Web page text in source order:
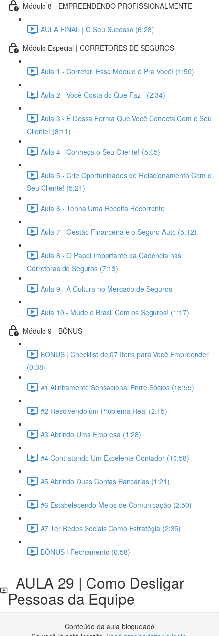
Módulo 8 - EMPREENDENDO PROFISSIONALMENTE
AULA FINAL | O Seu Sucesso (6:28)
Módulo Especial | CORRETORES DE SEGUROS
Aula 1 - Corretor, Esse Módulo é Pra Você! (1:50)
Aula 2 - Você Gosta do Que Faz_ (2:34)
Aula 3 - É Dessa Forma Que Você Conecta Com o Seu
Cliente! (8:11)
Aula 4 - Conheça o Seu Cliente! (5:05)
Aula 5 - Crie Oportunidades de Relacionamento Com o
Seu Cliente! (5:21)
Aula 6 - Tenha Uma Receita Recorrente
Aula 7 - Gestão Financeira e o Seguro Auto (5:12)
Aula 8 - O Papel Importante da Cadência nas
Corretoras de Seguros (7:13)
Aula 9 - A Cultura no Mercado de Seguros
Aula 10 - Mude o Brasil Com os Seguros! (1:17)
Módulo 9 - BÔNUS
BÔNUS | Checklist de 07 Itens para Você Empreender
(0:38)
#1 Alinhamento Sensacional Entre Sócios (18:55)
#2 Resolvendo um Problema Real (2:15)
#3 Abrindo Uma Empresa (1:28)
#4 Contratando Um Excelente Contador (10:58)
#5 Abrindo Duas Contas Bancárias (1:21)
#6 Estabelecendo Meios de Comunicação (2:50)
#7 Ter Redes Sociais Como Estratégia (2:35)
BÔNUS | Fechamento (0:58)
AULA 29 | Como Desligar
Pessoas da Equipe
Conteúdo da aula bloqueado